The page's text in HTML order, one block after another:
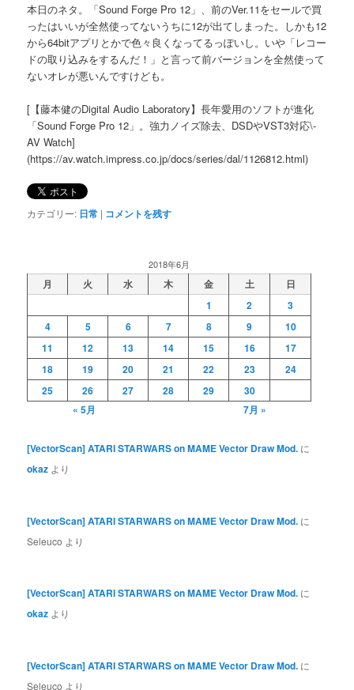
本日のネタ。「Sound Forge Pro 12」、前のVer.11をセールで買
ったはいいが全然使ってないうちに12が出てしまった。しかも12
から64bitアプリとかで色々良くなってるっぽいし。いや「レコー
ドの取り込みをするんだ！」と言って前バージョンを全然使って
ないオレが悪いんですけども。
[【藤本健のDigital Audio Laboratory】長年愛用のソフトが進化
「Sound Forge Pro 12」。強力ノイズ除去、DSDやVST3対応\-
AV Watch]
(https://av.watch.impress.co.jp/docs/series/dal/1126812.html)
カテゴリー: 日常 | コメントを残す
2018年6月
月 火 水 木 金 土
日
1
2
3
4
5 6 7 8 9
10
11
12 13 14 15 16
17
18
19 20 21 22 23
24
25
26 27 28 29
30
« 5月
7月 »
[VectorScan] ATARI STARWARS on MAME Vector Draw Mod. に
okaz より
[VectorScan] ATARI STARWARS on MAME Vector Draw Mod. に
Seleuco より
[VectorScan] ATARI STARWARS on MAME Vector Draw Mod. に
okaz より
[VectorScan] ATARI STARWARS on MAME Vector Draw Mod. に
Seleuco より